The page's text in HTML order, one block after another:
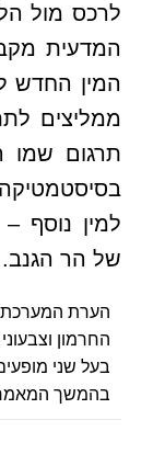
לרכס מול
המדעית
המין החדש
ממליצים
תרגום שמו
למין נוסף
של הר הגנב.
הערת המערכת
החרמון
בעל שני
בהמשך